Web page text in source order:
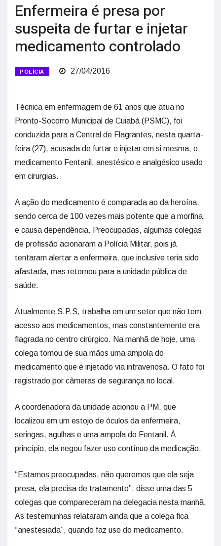
Enfermeira é presa por
suspeita de furtar e injetar
medicamento controlado
POLÍCIA 27/04/2016
Técnica em enfermagem de 61 anos que atua no
Pronto-Socorro Municipal de Cuiabá (PSMC), foi
conduzida para a Central de Flagrantes, nesta quarta-
feira (27), acusada de furtar e injetar em si mesma, o
medicamento Fentanil, anestésico e analgésico usado
em cirurgias.
A ação do medicamento é comparada ao da heroína,
sendo cerca de 100 vezes mais potente que a morfina,
e causa dependência. Preocupadas, algumas colegas
de profissão acionaram a Polícia Militar, pois já
tentaram alertar a enfermeira, que inclusive teria sido
afastada, mas retornou para a unidade pública de
saúde.
Atualmente S.P.S, trabalha em um setor que não tem
acesso aos medicamentos, mas constantemente era
flagrada no centro cirúrgico. Na manhã de hoje, uma
colega tomou de sua mãos uma ampola do
medicamento que é injetado via intravenosa. O fato foi
registrado por câmeras de segurança no local.
A coordenadora da unidade acionou a PM, que
localizou em um estojo de óculos da enfermeira,
seringas, agulhas e uma ampola do Fentanil. À
princípio, ela negou fazer uso contínuo da medicação.
“Estamos preocupadas, não queremos que ela seja
presa, ela precisa de tratamento”, disse uma das 5
colegas que compareceram na delegacia nesta manhã.
As testemunhas relataram ainda que a colega fica
“anestesiada”, quando faz uso do medicamento.